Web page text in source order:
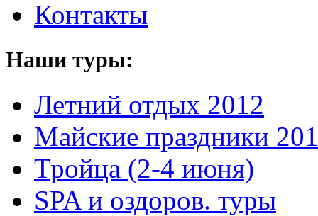
Контакты
Наши туры:
Летний отдых 2012
Майские праздники
Тройца (2-4 июня)
SPA и оздоров. туры